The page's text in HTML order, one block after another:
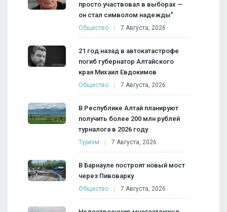
просто участвовал в выборах —
он стал символом надежды"
Общество 7 Августа, 2026
21 год назад в автокатастрофе
погиб губернатор Алтайского
края Михаил Евдокимов
Общество 7 Августа, 2026
В Республике Алтай планируют
получить более 200 млн рублей
турналога в 2026 году
Туризм 7 Августа, 2026
В Барнауле построят новый мост
через Пивоварку
Общество 7 Августа, 2026